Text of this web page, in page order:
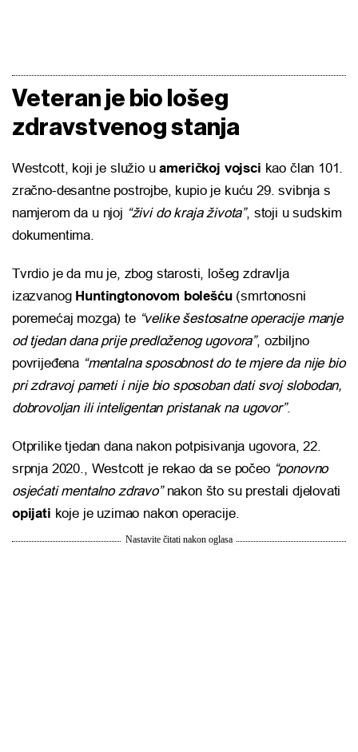
Veteran je bio lošeg
zdravstvenog stanja
Westcott, koji je služio uameričkoj vojsci kao član 101.
zračno-desantne postrojbe, kupio je kuću 29. svibnja s
namjerom da u njoj “živi do kraja života”, stoji u sudskim
dokumentima.
Tvrdio je da mu je, zbog starosti, lošeg zdravlja
izazvanog Huntingtonovom bolešću(smrtonosni
poremećaj mozga) te“velike šestosatne operacije manje
od tjedan dana prije predloženog ugovora”, ozbiljno
povrijeđena “mentalna sposobnost do te mjere da nije bio
pri zdravoj pameti i nije bio sposoban dati svoj slobodan,
dobrovoljan ili inteligentan pristanak na ugovor”.
Otprilike tjedan dana nakon potpisivanja ugovora, 22.
srpnja 2020., Westcott je rekao da se počeo “ponovno
osjećati mentalno zdravo”nakon što su prestali djelovati
opijati koje je uzimao nakon operacije.
Nastavite čitati nakon oglasa